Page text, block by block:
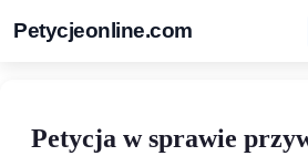
Petycjeonline.com
Petycja w sprawie